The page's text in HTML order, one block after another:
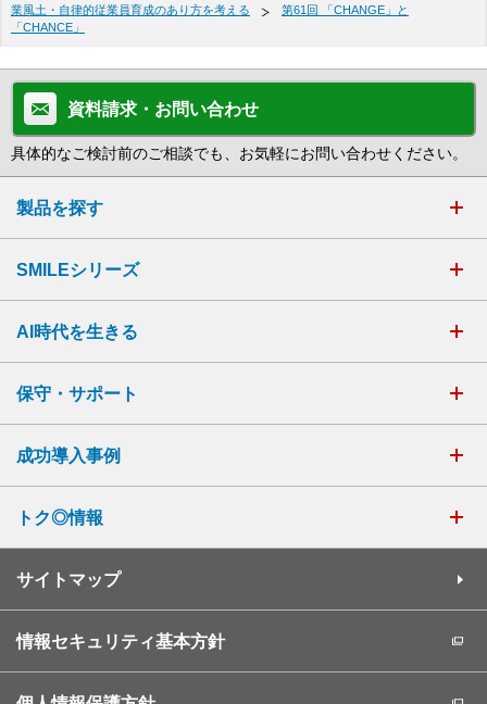
業風土・自律的従業員育成のあり方を考える
第61回 「CHANGE」と
「CHANCE」
資料請求・お問い合わせ
具体的なご検討前のご相談でも、お気軽にお問い合わせください。
製品を探す
SMILEシリーズ
AI時代を生きる
保守・サポート
成功導入事例
トク◎情報
サイトマップ
情報セキュリティ基本方針